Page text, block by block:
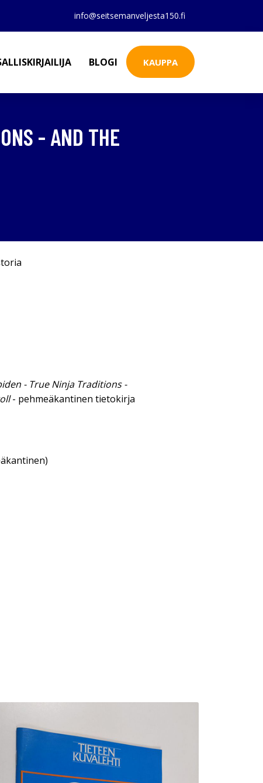
info@seitsemanveljesta150.fi
BLOGI KAUPPA
- AND THE
- True Ninja Traditions -
- pehmeäkantinen tietokirja